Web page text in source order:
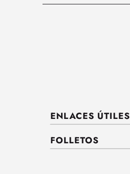
ENLACES ÚTILES
FOLLETOS